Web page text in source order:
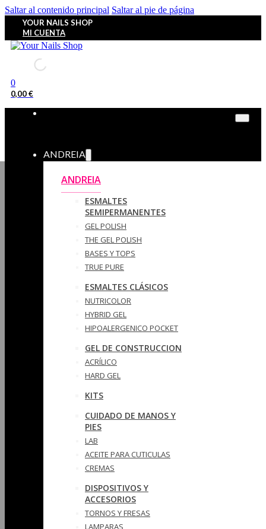
Saltar al contenido principal Saltar al pie de página
YOUR NAILS SHOP
MI CUENTA
0
0,00€
ANDREIA
ANDREIA
ESMALTES
SEMIPERMANENTES
GEL POLISH
THE GEL POLISH
BASES Y‎ TOPS
TRUE PURE
ESMALTES CLÁSICOS
NUTRICOLOR
HYBRID GEL
HIPOALERGENICO POCKET
GEL DE CONSTRUCCION
ACRÍLICO
HARD GEL
KITS
CUIDADO DE MANOS Y
PIES
LAB
ACEITE PARA CUTICULAS
CREMAS
DISPOSITIVOS Y
ACCESORIOS
TORNOS Y FRESAS
LAMPARAS